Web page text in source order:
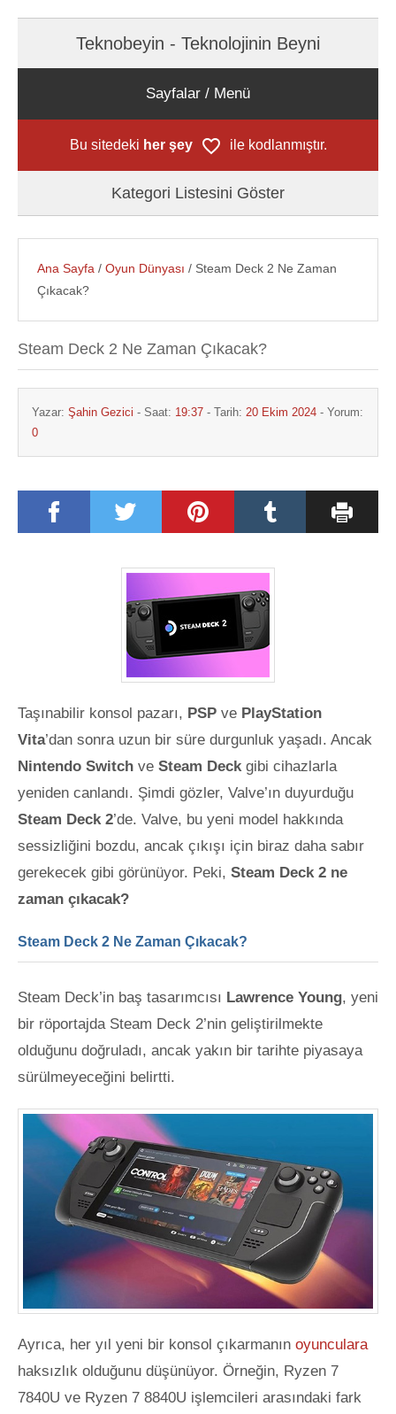
Teknobeyin - Teknolojinin Beyni
Sayfalar / Menü
Bu sitedeki her şey ile kodlanmıştır.
Kategori Listesini Göster
Ana Sayfa /Oyun Dünyası / Steam Deck 2 Ne Zaman
Çıkacak?
Steam Deck 2 Ne Zaman Çıkacak?
Yazar: Şahin Gezici - Saat: 19:37 - Tarih: 20 Ekim 2024 - Yorum:
0
Taşınabilir konsol pazarı, PSP ve PlayStation
Vita’dan sonra uzun bir süre durgunluk yaşadı. Ancak
Nintendo Switch ve Steam Deckgibi cihazlarla
yeniden canlandı. Şimdi gözler, Valve’ın duyurduğu
Steam Deck 2’de. Valve, bu yeni model hakkında
sessizliğini bozdu, ancak çıkışı için biraz daha sabır
gerekecek gibi görünüyor. Peki, Steam Deck 2 ne
zaman çıkacak?
Steam Deck 2 Ne Zaman Çıkacak?
Steam Deck’in baş tasarımcısı Lawrence Young, yeni
bir röportajda Steam Deck 2’nin geliştirilmekte
olduğunu doğruladı, ancak yakın bir tarihte piyasaya
sürülmeyeceğini belirtti.
Ayrıca, her yıl yeni bir konsol çıkarmanın oyunculara
haksızlık olduğunu düşünüyor. Örneğin, Ryzen 7
7840U ve Ryzen 7 8840U işlemcileri arasındaki fark